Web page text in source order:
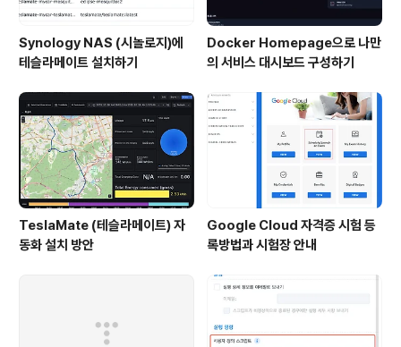
Synology NAS (시놀로지)에
테슬라메이트 설치하기
Docker Homepage으로 나만
의 서비스 대시보드 구성하기
TeslaMate (테슬라메이트) 자
동화 설치 방안
Google Cloud 자격증 시험 등
록방법과 시험장 안내